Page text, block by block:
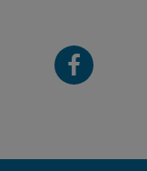
Facebook-
Seite